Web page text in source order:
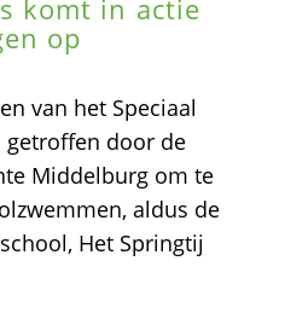
komt in actie
op
van het Speciaal
door de
Middelburg om te
aldus de
Het Springtij